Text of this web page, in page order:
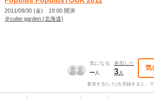
2011/09/30 (金) 19:00 開演
＠cube garden (北海道)
気になる
--人
参加した
3人
気
参加する(した)を登録すると、